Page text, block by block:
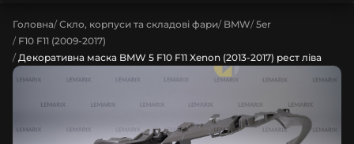
Головна Скло, корпуси та складові фари BMW 5er
F10 F11 (2009-2017)
Декоративна маска BMW 5 F10 F11 Xenon (2013-2017) рест ліва